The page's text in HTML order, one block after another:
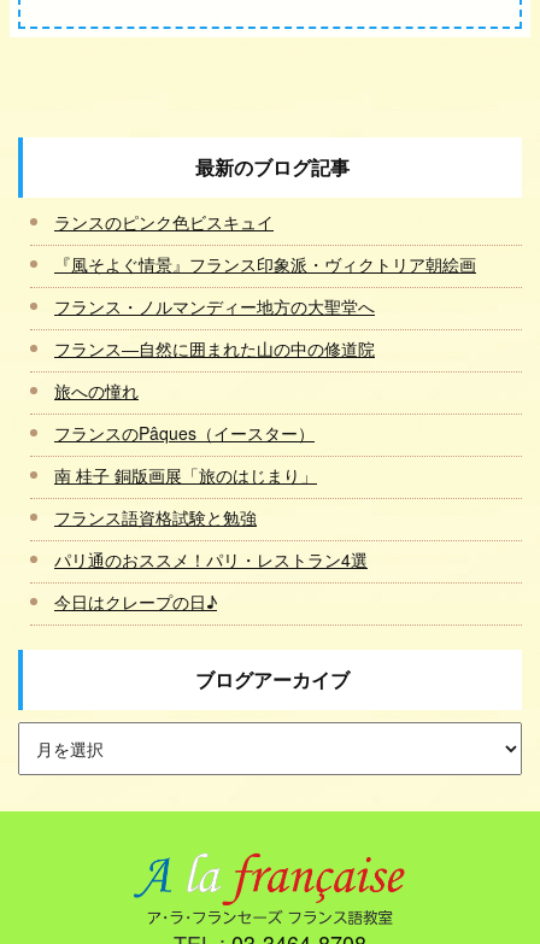
最新のブログ記事
ランスのピンク色ビスキュイ
『風そよぐ情景』フランス印象派・ヴィクトリア朝絵画
フランス・ノルマンディー地方の大聖堂へ
フランス―自然に囲まれた山の中の修道院
旅への憧れ
フランスのPâques（イースター）
南 桂子 銅版画展「旅のはじまり」
フランス語資格試験と勉強
パリ通のおススメ！パリ・レストラン4選
今日はクレープの日♪
ブログアーカイブ